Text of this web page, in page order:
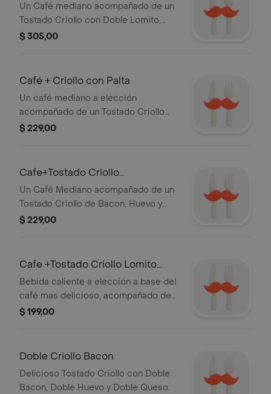
Un Café mediano acompañado de un
Tostado Criollo con Doble Lomito,
Doble Huevo y Doble Queso.
$ 305,00
Café + Criollo con Palta
Un café mediano a elección
acompañado de un Tostado Criollo
con palta, huevo y queso. Para que tus
$ 229,00
Cafe+Tostado Criollo
Bacon,Queso y Huevo
Un Café Mediano acompañado de un
Tostado Criollo de Bacon, Huevo y
Queso. Para que tus mañanas y tardes
$ 229,00
Cafe +Tostado Criollo Lomito
Queso y Huevo
Bebida caliente a elección a base del
café mas delicioso, acompañado de
un Criollo con lomito, queso y huevo.
$ 199,00
Doble Criollo Bacon
Delicioso Tostado Criollo con Doble
Bacon, Doble Huevo y Doble Queso.